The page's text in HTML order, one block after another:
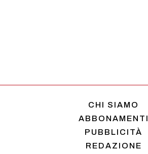
CHI SIAMO
ABBONAMENTI
PUBBLICITÀ
REDAZIONE